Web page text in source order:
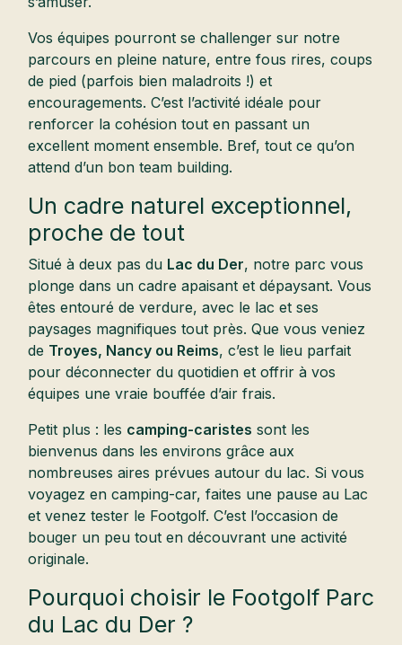
Vos équipes pourront se challenger sur notre
parcours en pleine nature, entre fous rires, coups
de pied (parfois bien maladroits !) et
encouragements. C’est l’activité idéale pour
renforcer la cohésion tout en passant un
excellent moment ensemble. Bref, tout ce qu’on
attend d’un bon team building.
Un cadre naturel exceptionnel,
proche de tout
Situé à deux pas du Lac du Der, notre parc vous
plonge dans un cadre apaisant et dépaysant. Vous
êtes entouré de verdure, avec le lac et ses
paysages magnifiques tout près. Que vous veniez
de Troyes, Nancy ou Reims, c’est le lieu parfait
pour déconnecter du quotidien et offrir à vos
équipes une vraie bouffée d’air frais.
Petit plus : les camping-caristes sont les
bienvenus dans les environs grâce aux
nombreuses aires prévues autour du lac. Si vous
voyagez en camping-car, faites une pause au Lac
et venez tester le Footgolf. C’est l’occasion de
bouger un peu tout en découvrant une activité
originale.
Pourquoi choisir le Footgolf Parc
du Lac du Der ?